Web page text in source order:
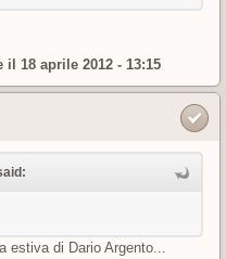
il 18 aprile 2012 - 13:15
di Dario Argento...